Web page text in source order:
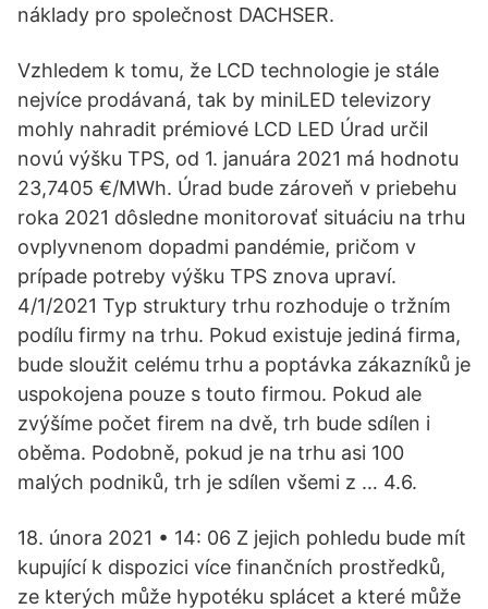
náklady pro společnost DACHSER.
Vzhledem k tomu, že LCD technologie je stále
nejvíce prodávaná, tak by miniLED televizory
mohly nahradit prémiové LCD LED Úrad určil
novú výšku TPS, od 1. januára 2021 má hodnotu
23,7405 €/MWh. Úrad bude zároveň v priebehu
roka 2021 dôsledne monitorovať situáciu na trhu
ovplyvnenom dopadmi pandémie, pričom v
prípade potreby výšku TPS znova upraví.
4/1/2021 Typ struktury trhu rozhoduje o tržním
podílu firmy na trhu. Pokud existuje jediná firma,
bude sloužit celému trhu a poptávka zákazníků je
uspokojena pouze s touto firmou. Pokud ale
zvýšíme počet firem na dvě, trh bude sdílen i
oběma. Podobně, pokud je na trhu asi 100
malých podniků, trh je sdílen všemi z … 4.6.
18. února 2021 • 14: 06 Z jejich pohledu bude mít
kupující k dispozici více finančních prostředků,
ze kterých může hypotéku splácet a které může